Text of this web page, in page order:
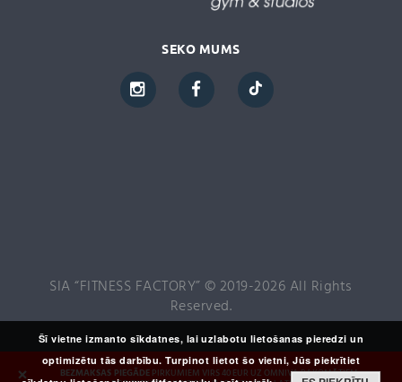
BEZMAKSAS PIEGĀDEPIRKUMIEM VIRS 40 EUR UZ OMNIVA PAKOMĀTIEM,
SEKO MUMS
SIA “FITNESS FACTORY” © 2019-2026 All Rights
Reserved.
Šī vietne izmanto sīkdatnes, lai uzlabotu lietošanas pieredzi un
optimizētu tās darbību. Turpinot lietot šo vietni, Jūs piekrītiet